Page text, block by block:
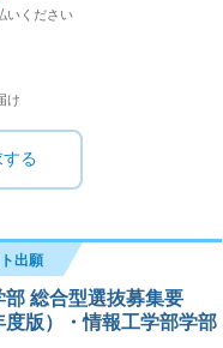
いください
け
る
出願
総合型選抜募集要
版）・情報工学部学部